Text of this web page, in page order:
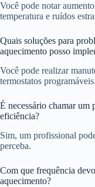
Você pode notar
temperatura e ruídos
Quais soluções para
aquecimento posso
Você pode realizar
termostatos programáveis.
É necessário chamar um
eficiência?
Sim, um profissional
perceba.
Com que frequência
aquecimento?